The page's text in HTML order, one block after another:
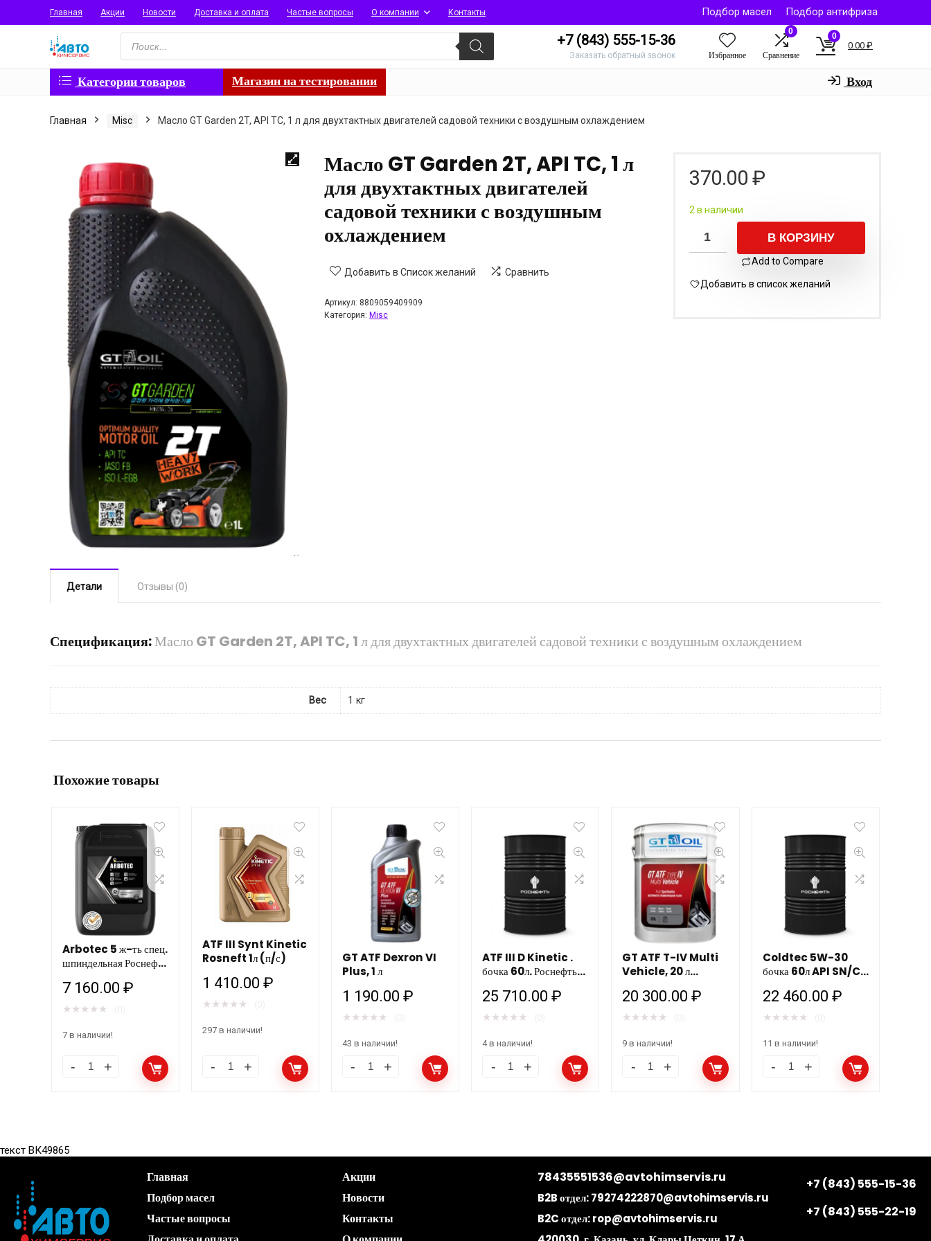
Главная Акции Новости Доставка и оплата Частые вопросы О компании Контакты Подбор масел
Подбор антифриза
Поиск
товаров
+7 (843) 555-15-36
Заказать обратный звонок Избранное
0
Сравнение
0
0.00 ₽
Категории товаров Магазин на тестировании Вход
Главная Misc Масло GT Garden 2T, API TC, 1 л для двухтактных двигателей садовой техники с воздушным охлаждением
Масло GT Garden 2T, API TC, 1 л
для двухтактных двигателей
садовой техники с воздушным
охлаждением
Добавить в Список желаний Сравнить
Артикул: 8809059409909
Категория: Misc
370.00 ₽
2 в наличии
В КОРЗИНУ
Add to Compare
Добавить в список желаний
Детали Отзывы (0)
Спецификация:Масло GT Garden 2T, API TC, 1 л для двухтактных двигателей садовой техники с воздушным охлаждением
Вес 1 кг
Похожие товары
Arbotec 5 ж-ть спец.
шпиндельная Роснефть
7 160.00 ₽
★ ★ ★ ★ ★
7 в наличии!
ATF III Synt Kinetic
Rosneft 1л (п/с)
1 410.00 ₽
★ ★ ★ ★ ★
297 в наличии!
GT ATF Dexron VI
Plus, 1 л
1 190.00 ₽
★ ★ ★ ★ ★
43 в наличии!
ATF III D Kinetic .
бочка 60л. Роснефть
25 710.00₽
★ ★ ★ ★ ★
4 в наличии!
GT ATF T-IV Multi
Vehicle, 20 л
жидкость
20 300.00₽
★ ★ ★ ★ ★
9 в наличии!
Coldtec 5W-30
бочка 60л API SN/CF
22 460.00 ₽
★ ★ ★ ★ ★
11 в наличии!
текст ВК49865
Главная
Подбор масел
Частые вопросы
Акции
Новости
Контакты
78435551536@avtohimservis.ru
B2B отдел:79274222870@avtohimservis.ru
B2C отдел:rop@avtohimservis.ru
+7 (843) 555-15-36
+7 (843) 555-22-19